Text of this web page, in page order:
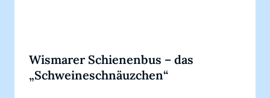
Wismarer Schienenbus – das
„Schweineschnäuzchen“